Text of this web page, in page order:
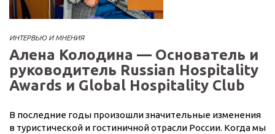
ИНТЕРВЬЮ И МНЕНИЯ
Алена Колодина — Основатель и
руководитель Russian Hospitality
Awards и Global Hospitality Club
В последние годы произошли значительные изменения
в туристической и гостиничной отрасли России. Когда мы